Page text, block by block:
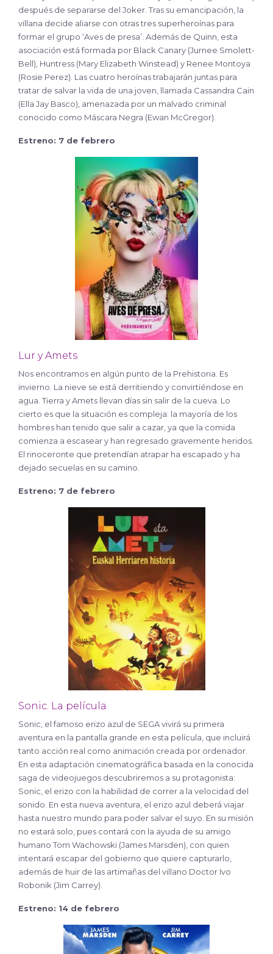
después de separarse del Joker. Tras su emancipación, la
villana decide aliarse con otras tres superheroínas para
formar el grupo ‘Aves de presa’. Además de Quinn, esta
asociación está formada por Black Canary (Jurnee Smolett-
Bell), Huntress (Mary Elizabeth Winstead) y Renee Montoya
(Rosie Perez). Las cuatro heroínas trabajarán juntas para
tratar de salvar la vida de una joven, llamada Cassandra Cain
(Ella Jay Basco), amenazada por un malvado criminal
conocido como Máscara Negra (Ewan McGregor).
Estreno: 7 de febrero
Lur y Amets
Nos encontramos en algún punto de la Prehistoria. Es
invierno. La nieve se está derritiendo y convirtiéndose en
agua. Tierra y Amets llevan días sin salir de la cueva. Lo
cierto es que la situación es compleja: la mayoría de los
hombres han tenido que salir a cazar, ya que la comida
comienza a escasear y han regresado gravemente heridos.
El rinoceronte que pretendían atrapar ha escapado y ha
dejado secuelas en su camino.
Estreno: 7 de febrero
Sonic. La película
Sonic, el famoso erizo azul de SEGA vivirá su primera
aventura en la pantalla grande en esta película, que incluirá
tanto acción real como animación creada por ordenador.
En esta adaptación cinematográfica basada en la conocida
saga de videojuegos descubriremos a su protagonista:
Sonic, el erizo con la habilidad de correr a la velocidad del
sonido. En esta nueva aventura, el erizo azul deberá viajar
hasta nuestro mundo para poder salvar el suyo. En su misión
no estará solo, pues contará con la ayuda de su amigo
humano Tom Wachowski (James Marsden), con quien
intentará escapar del gobierno que quiere capturarlo,
además de huir de las artimañas del villano Doctor Ivo
Robonik (Jim Carrey).
Estreno: 14 de febrero